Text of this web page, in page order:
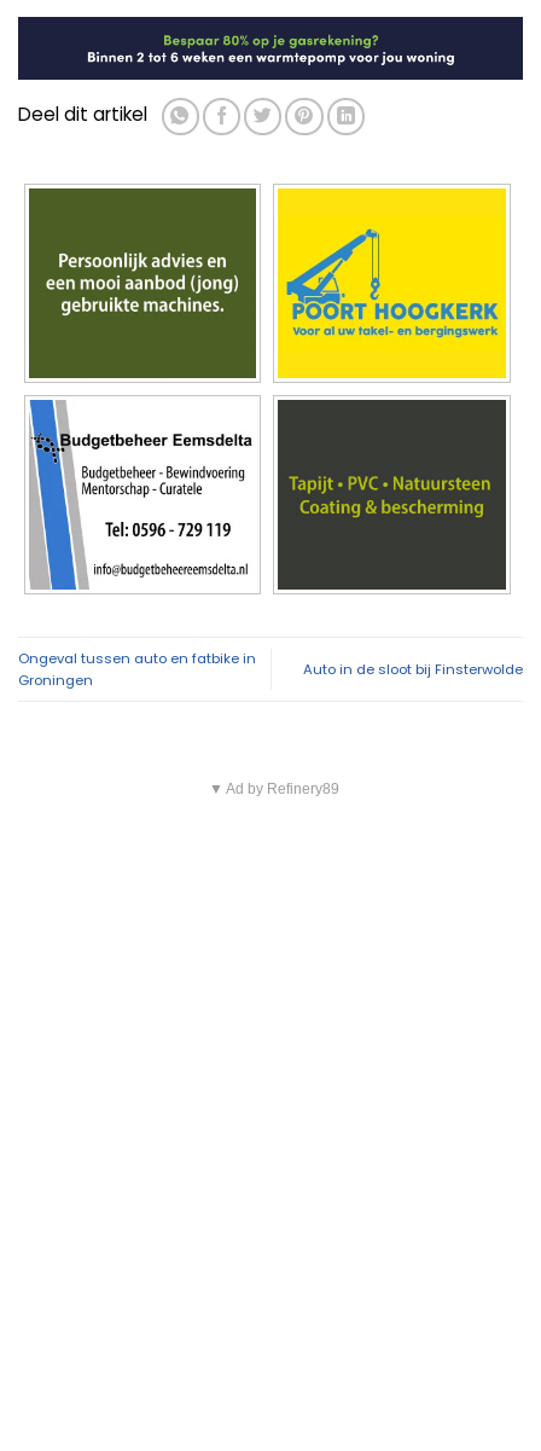
Deel dit artikel
Ongeval tussen auto en fatbike in
Groningen
Auto in de sloot bij Finsterwolde
▼ Ad by Refinery89